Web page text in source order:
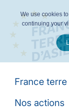
France
Nos actions
We use cookies
continuing your